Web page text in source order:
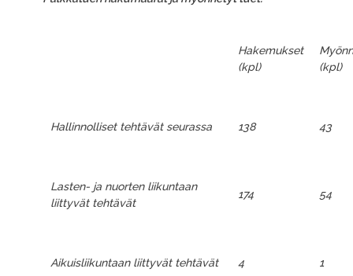
Hakemukset
(kpl)
(kpl)
Hallinnolliset tehtävät seurassa 138 43
Lasten- ja nuorten liikuntaan
liittyvät tehtävät
174 54
Aikuisliikuntaan liittyvät tehtävät 4 1